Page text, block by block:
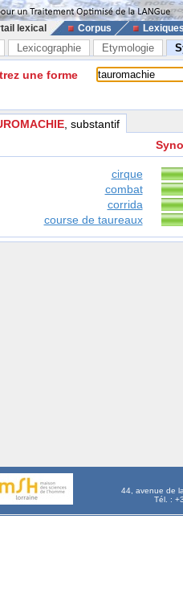
lexical Corpus
Lexicographie Etymologie
une forme
, substantif
cirque
combat
corrida
course de taureaux
44, avenue de
Tél. :